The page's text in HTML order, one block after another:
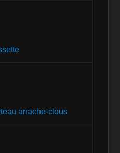
arrache-clous